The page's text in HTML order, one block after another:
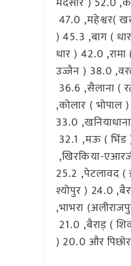
47.0 ,महेश्वर(
) 45.3 ,बाग (
धार ) 42.0
उज्जैन ) 38.0
36.6 ,सैलाना (
,कोलार ( भोपाल
33.0
32.1 ,मऊ ( भिंड
,खिरकिया-
25.2 ,पेटलावद (
श्योपुर ) 24.0
,भाभरा
21.0 ,बैराड़ (
) 20.0 और